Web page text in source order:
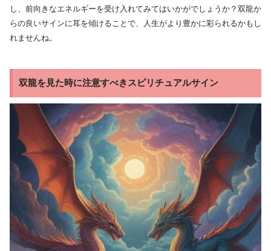
し、前向きなエネルギーを受け入れてみてはいかがでしょうか？双龍か
らの良いサインに耳を傾けることで、人生がより豊かに彩られるかもし
れませんね。
双龍を見た時に注意すべきスピリチュアルサイン